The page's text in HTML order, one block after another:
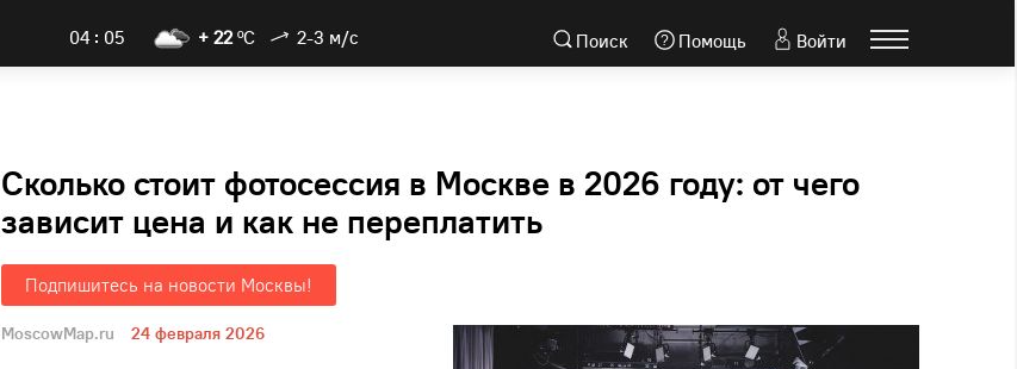
04 05 + 22ºC 2-3 м/с Поиск Помощь Войти
Сколько стоит фотосессия в Москве в 2026 году: от чего
зависит цена и как не переплатить
Подпишитесь на новости Москвы!
MoscowMap.ru 24 февраля 2026